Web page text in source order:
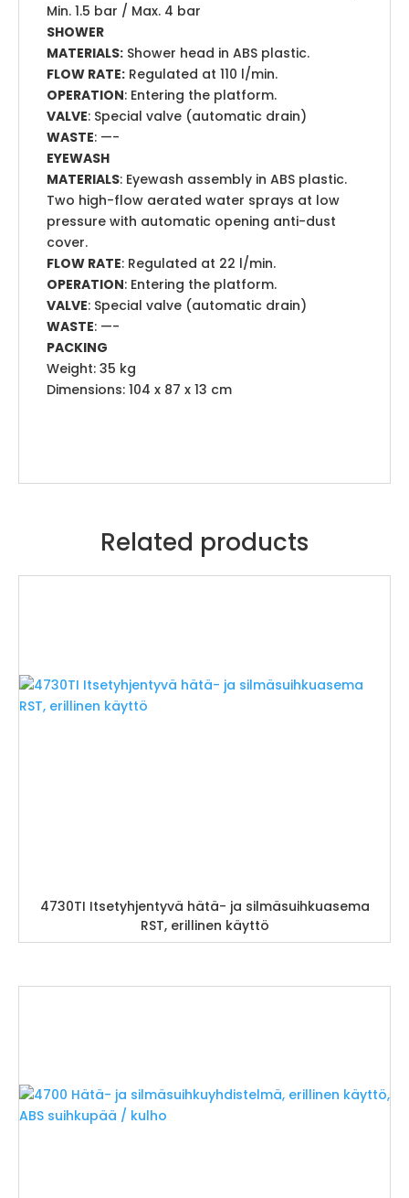
Min. 1.5 bar / Max. 4 bar
SHOWER
MATERIALS: Shower head in ABS plastic.
FLOW RATE: Regulated at 110 l/min.
OPERATION: Entering the platform.
VALVE: Special valve (automatic drain)
WASTE: —-
EYEWASH
MATERIALS: Eyewash assembly in ABS plastic.
Two high-flow aerated water sprays at low
pressure with automatic opening anti-dust
cover.
FLOW RATE: Regulated at 22 l/min.
OPERATION: Entering the platform.
VALVE: Special valve (automatic drain)
WASTE: —-
PACKING
Weight: 35 kg
Dimensions: 104 x 87 x 13 cm
Related products
4730TI Itsetyhjentyvä hätä- ja silmäsuihkuasema
RST, erillinen käyttö